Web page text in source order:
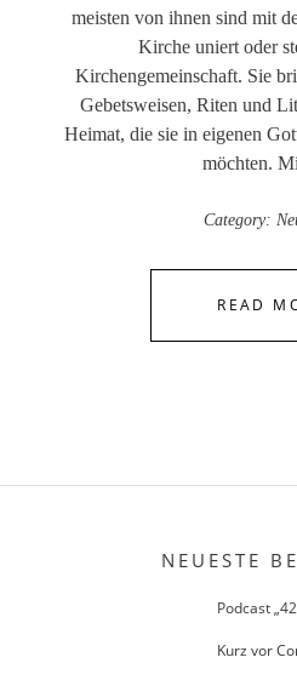
meisten von ihnen sind mit
Kirche uniert oder
Kirchengemeinschaft. Sie
Gebetsweisen, Riten und
Heimat, die sie in eigenen
möchten.
Category:
READ
NAVIGATION
NEUESTE
Podcast
Kurz vor